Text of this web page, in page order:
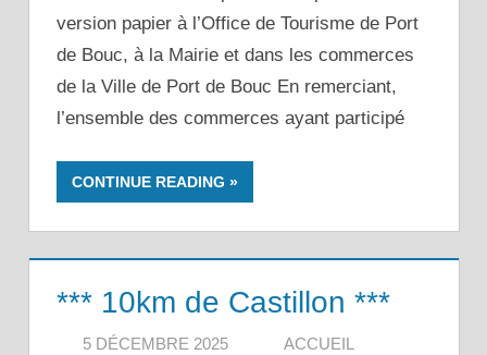
version papier à l’Office de Tourisme de Port
de Bouc, à la Mairie et dans les commerces
de la Ville de Port de Bouc En remerciant,
l’ensemble des commerces ayant participé
CONTINUE READING
*** 10km de Castillon ***
5 DÉCEMBRE 2025
ACCUEIL